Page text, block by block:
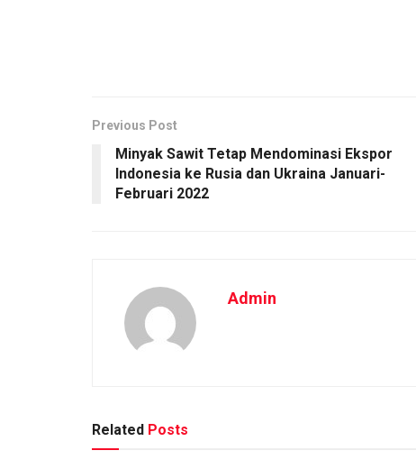
Previous Post
Minyak Sawit Tetap Mendominasi Ekspor
Indonesia ke Rusia dan Ukraina Januari-
Februari 2022
Admin
Related Posts